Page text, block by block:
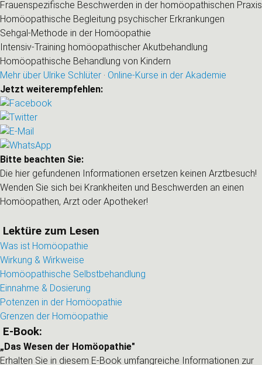
Frauenspezifische Beschwerden in der homöopathischen Praxis
Homöopathische Begleitung psychischer Erkrankungen
Sehgal-Methode in der Homöopathie
Intensiv-Training homöopathischer Akutbehandlung
Homöopathische Behandlung von Kindern
Mehr über Ulrike Schlüter · Online-Kurse in der Akademie
Jetzt weiterempfehlen:
Bitte beachten Sie:
Die hier gefundenen Informationen ersetzen keinen Arztbesuch!
Wenden Sie sich bei Krankheiten und Beschwerden an einen
Homöopathen, Arzt oder Apotheker!
Lektüre zum Lesen
Was ist Homöopathie
Wirkung & Wirkweise
Homöopathische Selbstbehandlung
Einnahme & Dosierung
Potenzen in der Homöopathie
Grenzen der Homöopathie
E-Book:
„Das Wesen der Homöopathie"
Erhalten Sie in diesem E-Book umfangreiche Informationen zur